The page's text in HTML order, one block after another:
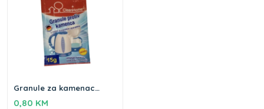
Granule za kamenac
0,80 KM